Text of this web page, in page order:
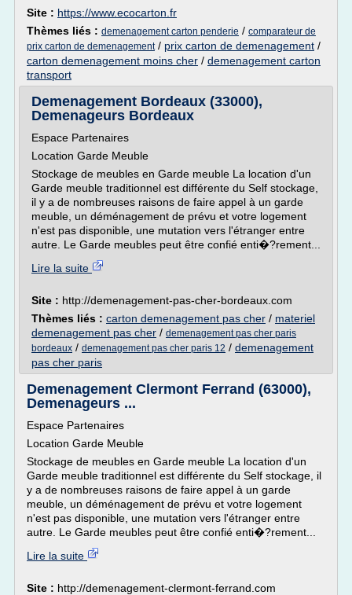
Site : https://www.ecocarton.fr
Thèmes liés : demenagement carton penderie / comparateur de
prix carton de demenagement/ prix carton de demenagement /
carton demenagement moins cher / demenagement carton
transport
Demenagement Bordeaux (33000),
Demenageurs Bordeaux
Espace Partenaires
Location Garde Meuble
Stockage de meubles en Garde meuble La location d'un
Garde meuble traditionnel est différente du Self stockage,
il y a de nombreuses raisons de faire appel à un garde
meuble, un déménagement de prévu et votre logement
n'est pas disponible, une mutation vers l'étranger entre
autre. Le Garde meubles peut être confié enti�?rement...
Lire la suite
Site : http://demenagement-pas-cher-bordeaux.com
Thèmes liés : carton demenagement pas cher / materiel
demenagement pas cher / demenagement pas cher paris
bordeaux / demenagement pas cher paris 12 / demenagement
pas cher paris
Demenagement Clermont Ferrand (63000),
Demenageurs ...
Espace Partenaires
Location Garde Meuble
Stockage de meubles en Garde meuble La location d'un
Garde meuble traditionnel est différente du Self stockage, il
y a de nombreuses raisons de faire appel à un garde
meuble, un déménagement de prévu et votre logement
n'est pas disponible, une mutation vers l'étranger entre
autre. Le Garde meubles peut être confié enti�?rement...
Lire la suite
Site : http://demenagement-clermont-ferrand.com